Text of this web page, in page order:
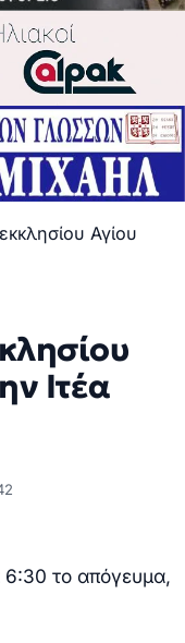
Αγίου
Ιτέα
το απόγευμα,